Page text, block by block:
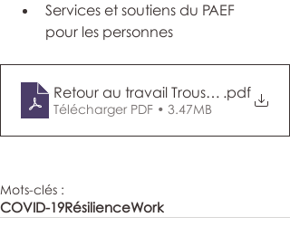
Services et soutiens du PAEF
pour les personnes
Retour au travail Trousse de
.pdf
Télécharger PDF • 3.47MB
Mots-clés :
COVID-19RésilienceWork